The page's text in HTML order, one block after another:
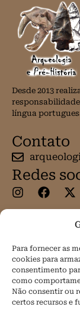
Para fornecer as
cookies para
consentimento
como
Não consentir ou
certos recursos e
Desde 2013
língua
Contato
Redes
Política de